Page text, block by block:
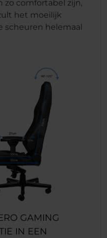
zo comfortabel zijn,
het moeilijk
scheuren helemaal
GAMING
IN EEN